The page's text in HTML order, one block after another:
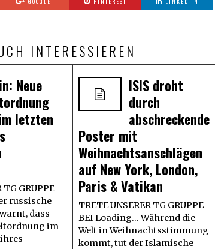
INTERESSIEREN
Neue
letzten
TG GRUPPE
russische
dass
im
ISIS droht
durch
abschreckende
Poster mit
Weihnachtsanschlägen
auf New York, London,
Paris & Vatikan
TRETE UNSERER TG GRUPPE
BEI Loading... Während die
Welt in Weihnachtsstimmung
kommt, tut der Islamische